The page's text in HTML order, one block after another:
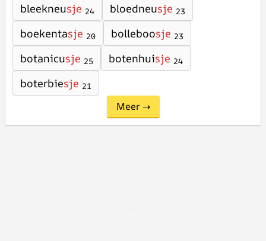
bleekneusje 24 bloedneusje 23
boekentasje 20 bolleboosje 23
botanicusje 25 botenhuisje 24
boterbiesje 21
Meer →